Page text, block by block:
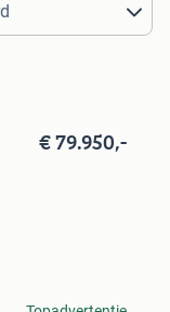
€ 79.950,-